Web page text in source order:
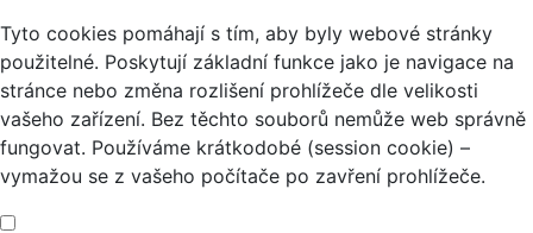
Tyto cookies pomáhají s tím, aby byly webové stránky
použitelné. Poskytují základní funkce jako je navigace na
stránce nebo změna rozlišení prohlížeče dle velikosti
vašeho zařízení. Bez těchto souborů nemůže web správně
fungovat. Používáme krátkodobé (session cookie) –
vymažou se z vašeho počítače po zavření prohlížeče.